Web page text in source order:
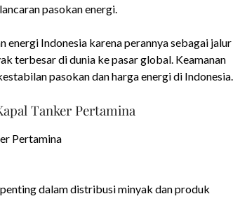
pasokan energi.
energi Indonesia karena perannya sebagai jalur
terbesar di dunia ke pasar global. Keamanan
pasokan dan harga energi di Indonesia.
Tanker Pertamina
Pertamina
dalam distribusi minyak dan produk